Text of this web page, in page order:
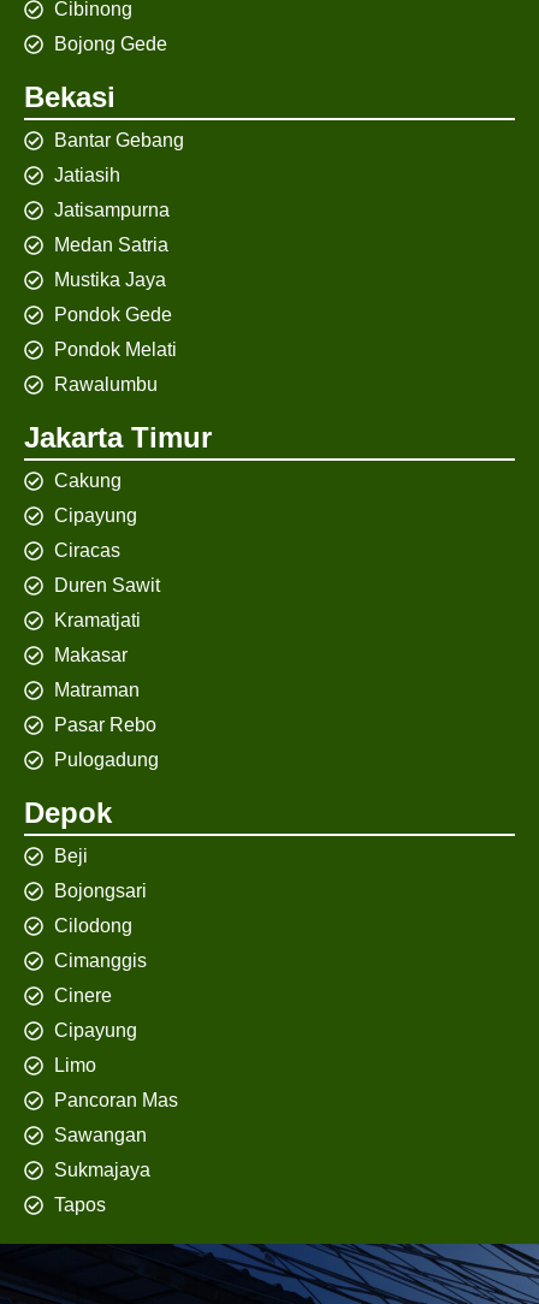
Cibinong
Bojong Gede
Bekasi
Bantar Gebang
Jatiasih
Jatisampurna
Medan Satria
Mustika Jaya
Pondok Gede
Pondok Melati
Rawalumbu
Jakarta Timur
Cakung
Cipayung
Ciracas
Duren Sawit
Kramatjati
Makasar
Matraman
Pasar Rebo
Pulogadung
Depok
Beji
Bojongsari
Cilodong
Cimanggis
Cinere
Cipayung
Limo
Pancoran Mas
Sawangan
Sukmajaya
Tapos